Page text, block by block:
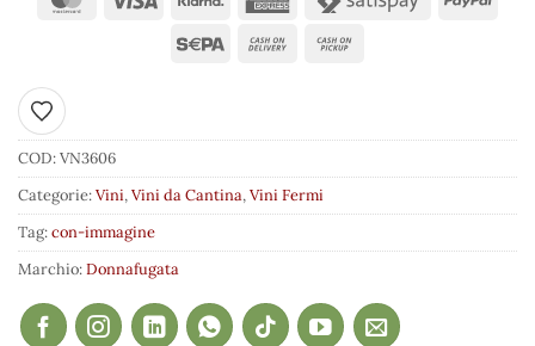
Aggiungi ai preferiti
COD:VN3606
Categorie:Vini,Vini da Cantina,Vini Fermi
Tag:con-immagine
Marchio:Donnafugata